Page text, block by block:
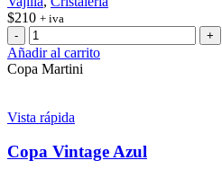
$210 + iva
Copa
Martini
cantidad
Añadir al carrito
Copa Martini
Vista rápida
Copa Vintage Azul